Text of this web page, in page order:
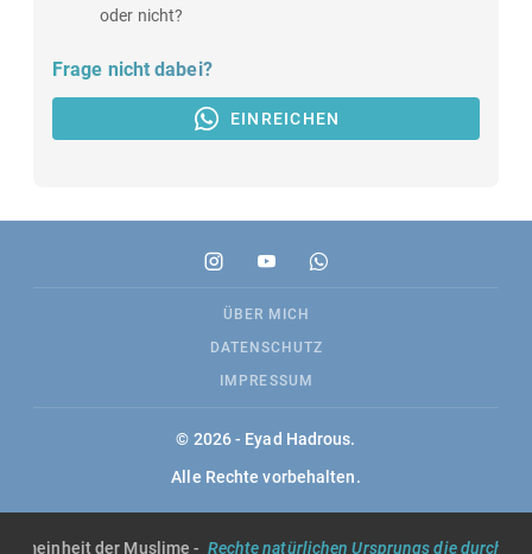
oder nicht?
Frage nicht dabei?
EINREICHEN
ÜBER MICH
DATENSCHUTZ
IMPRESSUM
© 2026 - Eyad Hadrous.
Alle Rechte vorbehalten.
der Muslime -Rechte natürlichen Ursprungs die durch die